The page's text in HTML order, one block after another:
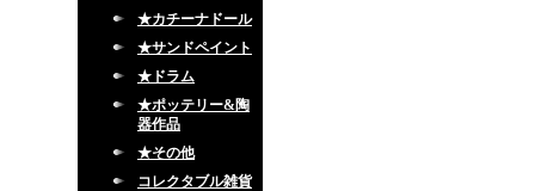
★カチーナドール
★サンドペイント
★ドラム
★ポッテリー&陶
器作品
★その他
コレクタブル雑貨